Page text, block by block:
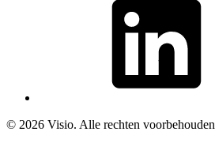
© 2026 Visio. Alle rechten voorbehouden